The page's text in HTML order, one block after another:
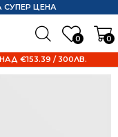
0 0
СУПЕР ЦЕНА
€153.39 / 300ЛВ.